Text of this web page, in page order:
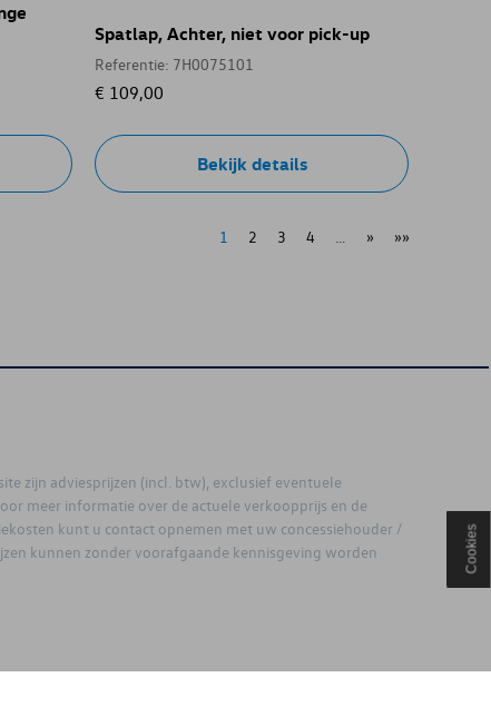
Spatlap, Achter, niet voor pick-up
Referentie: 7H0075101
€ 109,00
Bekijk details
1 2 3 4 » »»
zijn adviesprijzen (incl. btw), exclusief eventuele
meer informatie over de actuele verkoopprijs en de
kunt u contact opnemen met uw concessiehouder /
kunnen zonder voorafgaande kennisgeving worden
Cookies